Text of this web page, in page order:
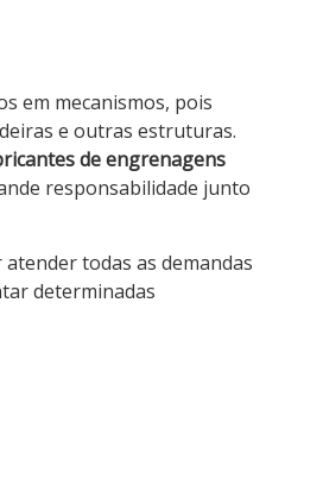
em mecanismos, pois
e outras estruturas.
de engrenagens
responsabilidade junto
todas as demandas
determinadas